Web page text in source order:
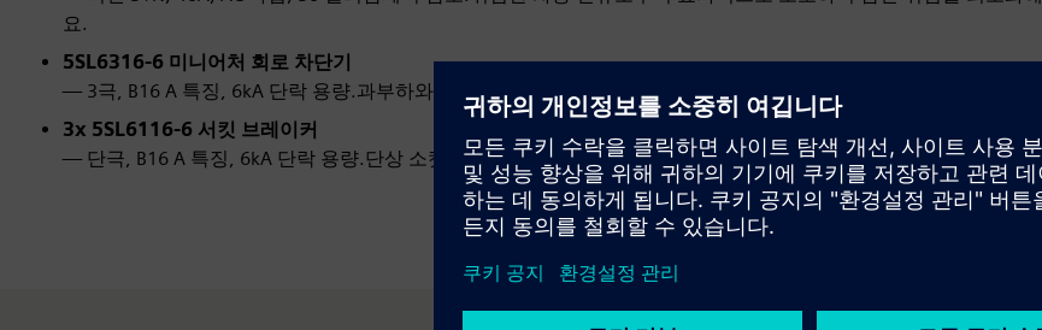
요.
5SL6316-6 미니어처 회로 차단기
— 3극, B16 A 특징, 6kA 단락 용량.과부하와 단락으로부터 3상 회로를 확실하게 보호해요.
3x 5SL6116-6 서킷 브레이커
— 단극, B16 A 특징, 6kA 단락 용량.단상 소켓 회로에 대한 검증된 보호.